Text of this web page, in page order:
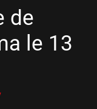
de
le 13